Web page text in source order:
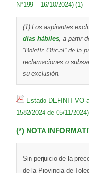
Nº199 – 16/10/2024) (1)
(1) Los aspirantes
días hábiles, a partir
“Boletín Oficial” de la
reclamaciones o
su exclusión.
Listado DEFINITIVO
1582/2024 de 05/11/
(*) NOTA
Sin perjuicio de la
de la Provincia de